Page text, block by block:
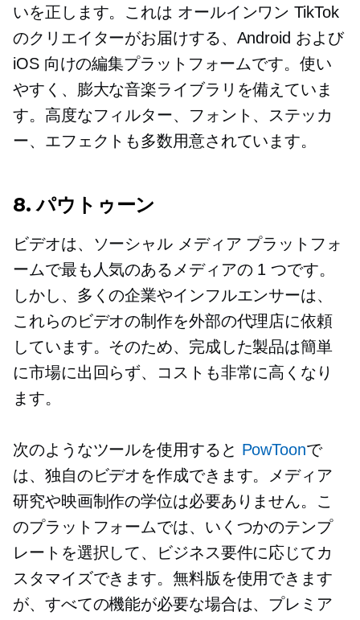
いを正します。これは オールインワン TikTok
のクリエイターがお届けする、Android および
iOS 向けの編集プラットフォームです。使い
やすく、膨大な音楽ライブラリを備えていま
す。高度なフィルター、フォント、ステッカ
ー、エフェクトも多数用意されています。
8. パウトゥーン
ビデオは、ソーシャル メディア プラットフォ
ームで最も人気のあるメディアの 1 つです。
しかし、多くの企業やインフルエンサーは、
これらのビデオの制作を外部の代理店に依頼
しています。そのため、完成した製品は簡単
に市場に出回らず、コストも非常に高くなり
ます。
次のようなツールを使用すると PowToonで
は、独自のビデオを作成できます。メディア
研究や映画制作の学位は必要ありません。こ
のプラットフォームでは、いくつかのテンプ
レートを選択して、ビジネス要件に応じてカ
スタマイズできます。無料版を使用できます
が、すべての機能が必要な場合は、プレミア